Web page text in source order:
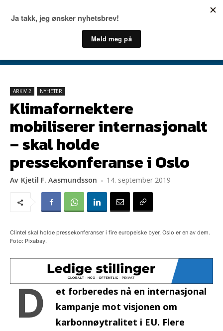
ARKIV 2 NYHETER
Klimafornektere
mobiliserer internasjonalt
– skal holde
pressekonferanse i Oslo
Av Kjetil F. Aasmundsson - 14. september 2019
Clintel skal holde pressekonferanser i fire europeiske byer, Oslo er en av dem.
Foto: Pixabay.
D
et forberedes nå en internasjonal
kampanje mot visjonen om
karbonnøytralitet i EU. Flere